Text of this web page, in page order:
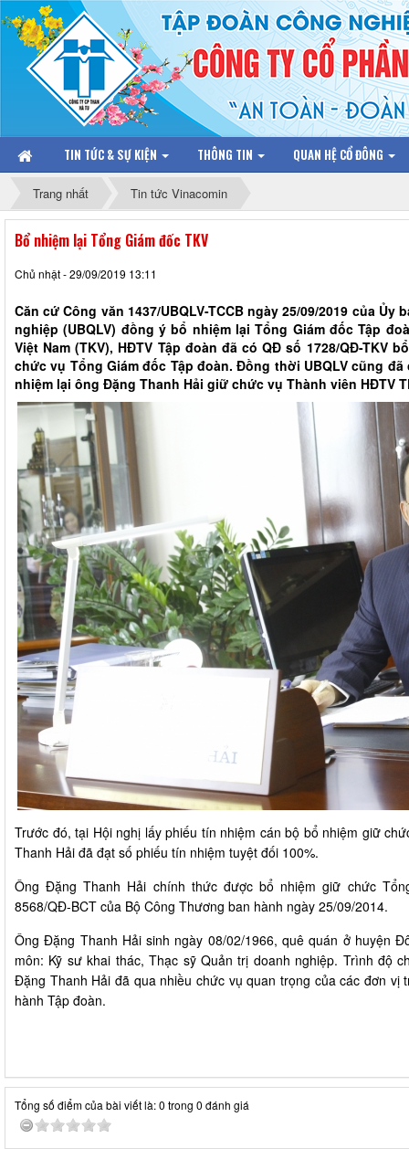
TIN TỨC & SỰ KIỆN THÔNG TIN QUAN HỆ CỔ ĐÔNG
Trang nhất Tin tức Vinacomin
Bổ nhiệm lại Tổng Giám đốc TKV
Chủ nhật - 29/09/2019 13:11
Căn cứ Công văn 1437/UBQLV-TCCB ngày 25/09/2019 của
nghiệp (UBQLV) đồng ý bổ nhiệm lại Tổng Giám đốc Tập
Việt Nam (TKV), HĐTV Tập đoàn đã có QĐ số 1728/QĐ-TKV
chức vụ Tổng Giám đốc Tập đoàn. Đồng thời UBQLV cũng đã
nhiệm lại ông Đặng Thanh Hải giữ chức vụ Thành viên HĐTV
Trước đó, tại Hội nghị lấy phiếu tín nhiệm cán bộ bổ nhiệm giữ
Thanh Hải đã đạt số phiếu tín nhiệm tuyệt đối 100%.
Ông Đặng Thanh Hải chính thức được bổ nhiệm giữ chức
8568/QĐ-BCT của Bộ Công Thương ban hành ngày 25/09/2014.
Ông Đặng Thanh Hải sinh ngày 08/02/1966, quê quán ở huyện
môn: Kỹ sư khai thác, Thạc sỹ Quản trị doanh nghiệp. Trình độ
Đặng Thanh Hải đã qua nhiều chức vụ quan trọng của các đơn vị
hành Tập đoàn.
Tổng số điểm của bài viết là: 0 trong 0 đánh giá